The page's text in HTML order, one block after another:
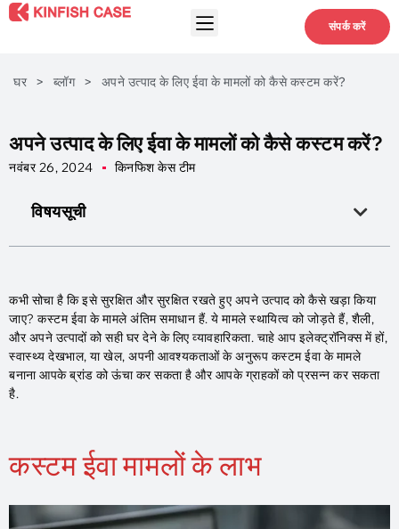
संपर्क करें
घर > ब्लॉग > अपने उत्पाद के लिए ईवा के मामलों को कैसे कस्टम करें?
अपने उत्पाद के लिए ईवा के मामलों को कैसे कस्टम करें?
नवंबर 26, 2024 किनफिश केस टीम
विषयसूची
कभी सोचा है कि इसे सुरक्षित और सुरक्षित रखते हुए अपने उत्पाद को कैसे खड़ा किया
जाए? कस्टम ईवा के मामले अंतिम समाधान हैं. ये मामले स्थायित्व को जोड़ते हैं, शैली,
और अपने उत्पादों को सही घर देने के लिए व्यावहारिकता. चाहे आप इलेक्ट्रॉनिक्स में हों,
स्वास्थ्य देखभाल, या खेल, अपनी आवश्यकताओं के अनुरूप कस्टम ईवा के मामले
बनाना आपके ब्रांड को ऊंचा कर सकता है और आपके ग्राहकों को प्रसन्न कर सकता
है.
कस्टम ईवा मामलों के लाभ